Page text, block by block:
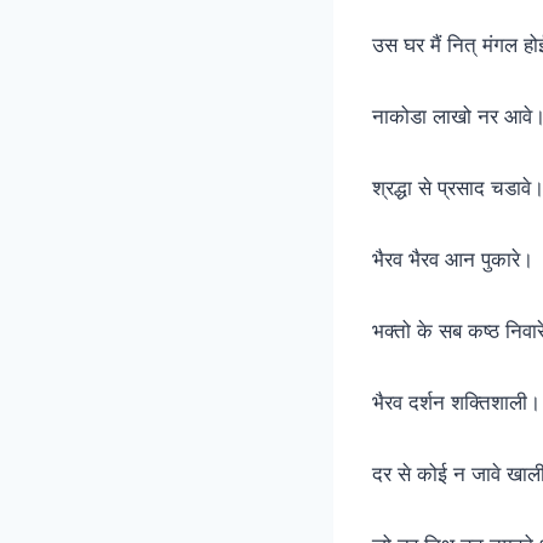
उस घर मैं नित् मंगल
नाकोडा लाखो नर आवे।
श्रद्धा से प्रसाद
भैरव भैरव आन पुकारे।
भक्तो के सब कष्ठ
भैरव दर्शन शक्तिशाली।
दर से कोई न जावे